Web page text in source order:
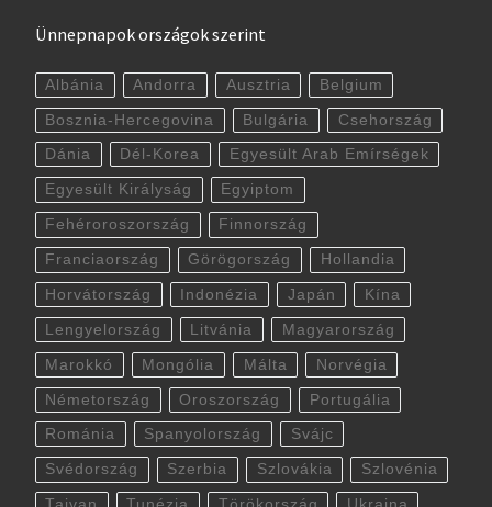
Ünnepnapok országok szerint
Albánia Andorra Ausztria Belgium
Bosznia-Hercegovina Bulgária Csehország
Dánia Dél-Korea Egyesült Arab Emírségek
Egyesült Királyság Egyiptom
Fehéroroszország Finnország
Franciaország Görögország Hollandia
Horvátország Indonézia Japán Kína
Lengyelország Litvánia Magyarország
Marokkó Mongólia Málta Norvégia
Németország Oroszország Portugália
Románia Spanyolország Svájc
Svédország Szerbia Szlovákia Szlovénia